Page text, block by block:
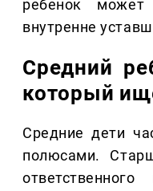
ребенок
внутренне
Средний
который
Средние дети
полюсами.